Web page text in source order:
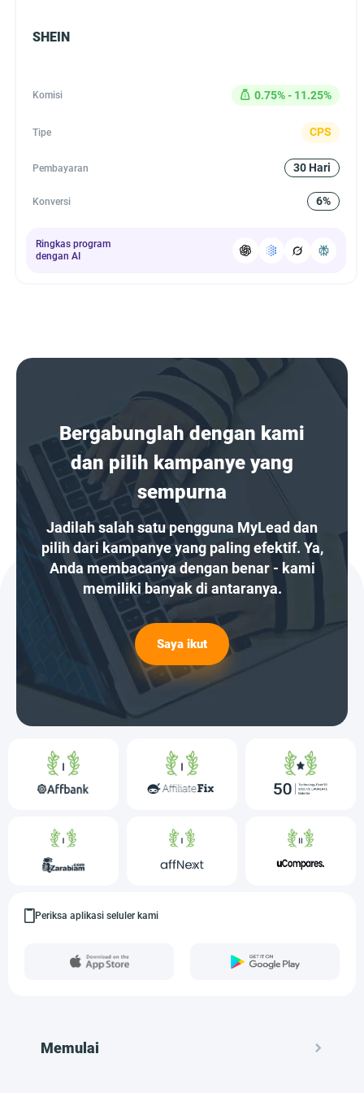
SHEIN
Komisi 0.75% - 11.25%
Tipe CPS
Pembayaran 30 Hari
Konversi 6%
Ringkas program
dengan AI
Bergabunglah dengan kami
dan pilih kampanye yang
sempurna
Jadilah salah satu pengguna MyLead dan
pilih dari kampanye yang paling efektif. Ya,
Anda membacanya dengan benar - kami
memiliki banyak di antaranya.
Saya ikut
Periksa aplikasi seluler kami
Memulai